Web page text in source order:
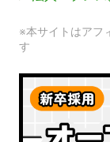
※本サイトはアフ
す